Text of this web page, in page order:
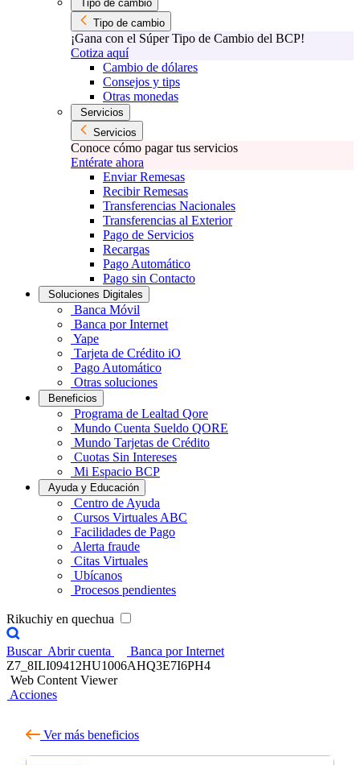
Tipo de cambio
Tipo de cambio
¡Gana con el Súper Tipo de Cambio del BCP!
Cotiza aquí
Cambio de dólares
Consejos y tips
Otras monedas
Servicios
Servicios
Conoce cómo pagar tus servicios
Entérate ahora
Enviar Remesas
Recibir Remesas
Transferencias Nacionales
Transferencias al Exterior
Pago de Servicios
Recargas
Pago Automático
Pago sin Contacto
Soluciones Digitales
Banca Móvil
Banca por Internet
Yape
Tarjeta de Crédito iO
Pago Automático
Otras soluciones
Beneficios
Programa de Lealtad Qore
Mundo Cuenta Sueldo QORE
Mundo Tarjetas de Crédito
Cuotas Sin Intereses
Mi Espacio BCP
Ayuda y Educación
Centro de Ayuda
Cursos Virtuales ABC
Facilidades de Pago
Alerta fraude
Citas Virtuales
Ubícanos
Procesos pendientes
Rikuchiy en quechua
Buscar Abrir cuenta
Banca por Internet
Z7_8ILI09412HU1006AHQ3E7I6PH4
Web Content Viewer
Acciones
Ver más beneficios